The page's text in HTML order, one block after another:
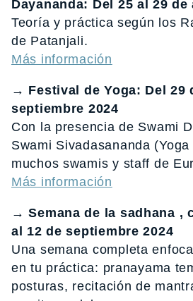
Dayananda: Del 25 al 29 de
Teoría y práctica según los
de Patanjali.
Más información
→ Festival de Yoga: Del 29
septiembre 2024
Con la presencia de Swami
Swami Sivadasananda
muchos swamis y staff de
Más información
→ Semana de la sadhana ,
al 12 de septiembre 2024
Una semana completa
en tu práctica: pranayama
posturas, recitación de